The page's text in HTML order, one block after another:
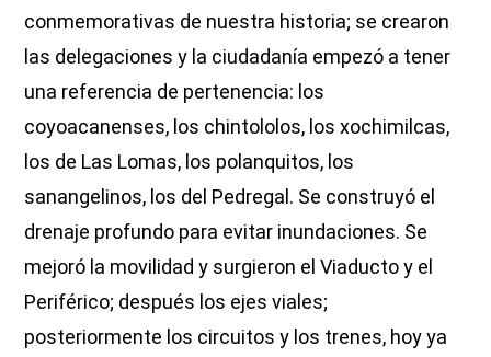
conmemorativas de nuestra historia; se crearon
las delegaciones y la ciudadanía empezó a tener
una referencia de pertenencia: los
coyoacanenses, los chintololos, los xochimilcas,
los de Las Lomas, los polanquitos, los
sanangelinos, los del Pedregal. Se construyó el
drenaje profundo para evitar inundaciones. Se
mejoró la movilidad y surgieron el Viaducto y el
Periférico; después los ejes viales;
posteriormente los circuitos y los trenes, hoy ya